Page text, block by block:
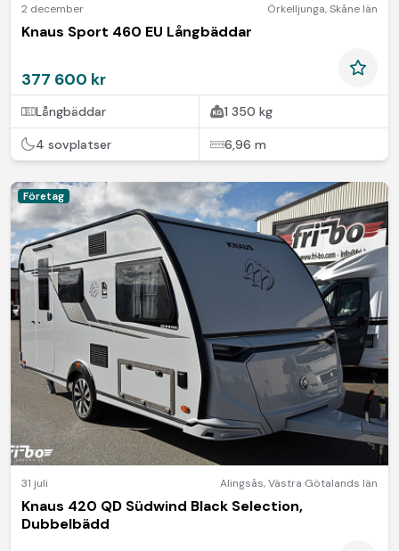
2 december Örkelljunga,Skåne län
Knaus Sport 460 EU Långbäddar
377 600 kr
Långbäddar 1 350 kg
4 sovplatser 6,96 m
Företag
31 juli Alingsås,Västra Götalands län
Knaus 420 QD Südwind Black Selection,
Dubbelbädd